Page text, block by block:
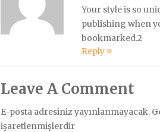
Your style is so
publishing when
bookmarked.2
Reply
Leave A Comment
E-posta adresiniz yayınlanmayacak.
işaretlenmişlerdir